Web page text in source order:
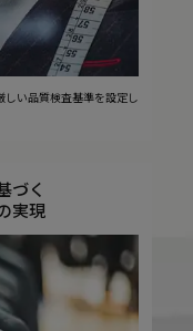
い品質検査基準を設定し
づく
実現